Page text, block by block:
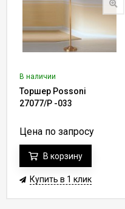
В наличии
Торшер Possoni
27077/P -033
Цена по запросу
В корзину
Купить в 1 клик